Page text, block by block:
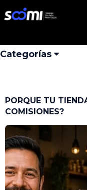
Categorías
PORQUE TU
COMISIONES?